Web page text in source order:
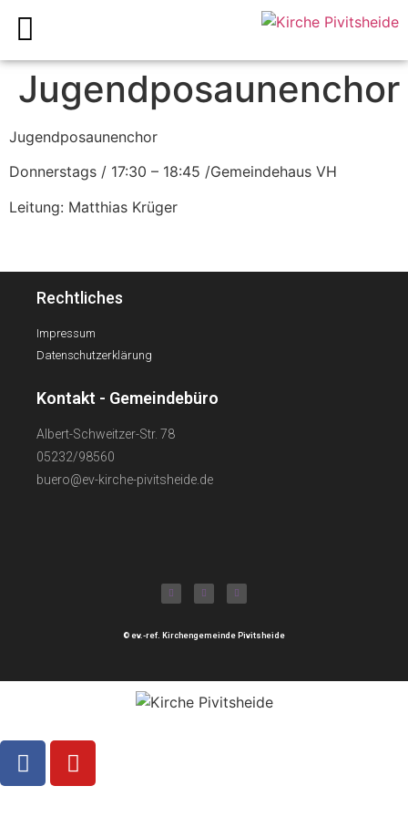
Jugendposaunenchor
Jugendposaunenchor
Donnerstags / 17:30 – 18:45 /Gemeindehaus VH
Leitung: Matthias Krüger
Kontakt - Gemeindebüro
Albert-Schweitzer-Str. 78
05232/98560
buero@ev-kirche-pivitsheide.de
Rechtliches
Impressum
Datenschutzerklärung
© ev.-ref. Kirchengemeinde Pivitsheide